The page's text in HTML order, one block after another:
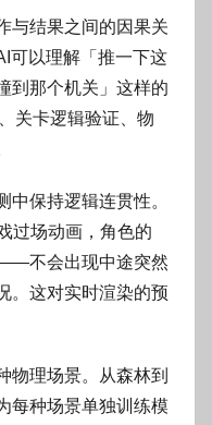
与结果之间的因果关
可以理解「推一下这
到那个机关」这样的
关卡逻辑验证、物
中保持逻辑连贯性。
过场动画，角色的
不会出现中途突然
。这对实时渲染的预
物理场景。从森林到
每种场景单独训练模